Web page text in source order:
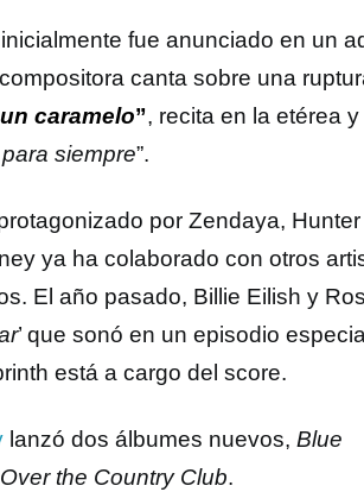
fue anunciado en un
canta sobre una
caramelo”, recita en la etérea
siempre”.
por Zendaya,
ya ha colaborado con otros
El año pasado, Billie Eilish y
’ que sonó en un episodio
está a cargo del score.
lanzó dos álbumes nuevos, Blue
the Country Club.